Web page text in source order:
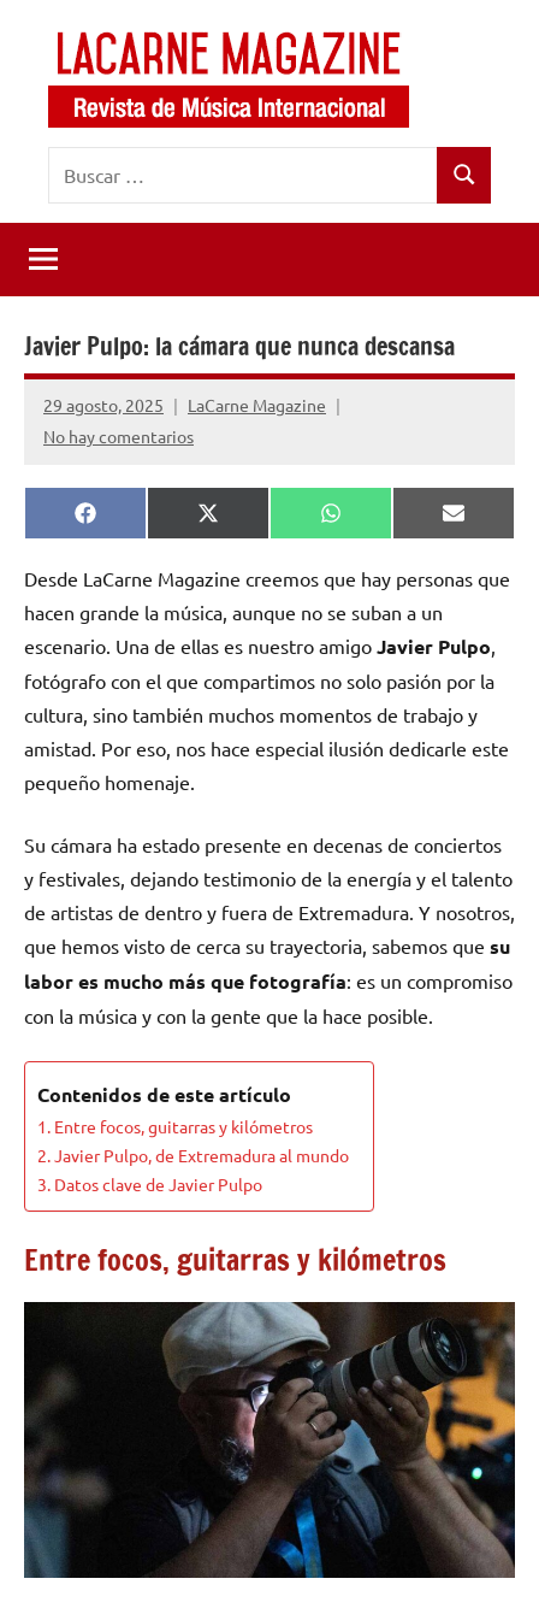
contenido
LaCarne
Magazine
de
música
internacional
Buscar
Javier Pulpo: la cámara que nunca descansa
29 agosto, 2025
LaCarne Magazine
No hay comentarios
Compartir
en
Facebook
Compartir
en
X
(Twitter)
Compartir
en
WhatsApp
en
Email
Desde LaCarne Magazine creemos que hay personas que
hacen grande la música, aunque no se suban a un
escenario. Una de ellas es nuestro amigo Javier Pulpo
fotógrafo con el que compartimos no solo pasión por la
cultura, sino también muchos momentos de trabajo y
amistad. Por eso, nos hace especial ilusión dedicarle este
pequeño homenaje.
Su cámara ha estado presente en decenas de conciertos
y festivales, dejando testimonio de la energía y el talento
de artistas de dentro y fuera de Extremadura. Y nosotros,
que hemos visto de cerca su trayectoria, sabemos que su
labor es mucho más que fotografía: es un compromiso
con la música y con la gente que la hace posible.
Contenidos de este artículo
Entre focos, guitarras y kilómetros
Javier Pulpo, de Extremadura al mundo
Datos clave de Javier Pulpo
Entre focos, guitarras y kilómetros